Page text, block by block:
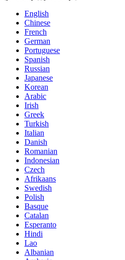
English
Chinese
French
German
Portuguese
Spanish
Russian
Japanese
Korean
Arabic
Irish
Greek
Turkish
Italian
Danish
Romanian
Indonesian
Czech
Afrikaans
Swedish
Polish
Basque
Catalan
Esperanto
Hindi
Lao
Albanian